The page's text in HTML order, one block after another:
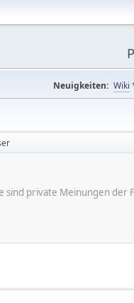
Neuigkeiten: Wiki
private Meinungen